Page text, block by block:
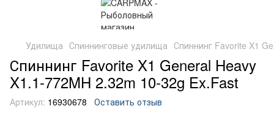
Удилища Спиннинговые удилища Спиннинг Favorite X1
Спиннинг Favorite X1 General Heavy
X1.1-772MH 2.32m 10-32g Ex.Fast
Артикул: 16930678 Оставить отзыв